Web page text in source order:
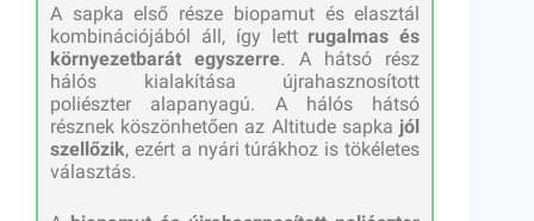
A sapka első része biopamut és elasztál
kombinációjából áll, így lett rugalmas és
környezetbarát egyszerre. A hátsó rész
hálós kialakítása újrahasznosított
poliészter alapanyagú. A hálós hátsó
résznek köszönhetően az Altitude sapka jól
szellőzik, ezért a nyári túrákhoz is tökéletes
választás.